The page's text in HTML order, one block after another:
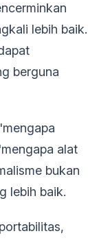
lebih baik.
berguna
alat
bukan
lebih baik.